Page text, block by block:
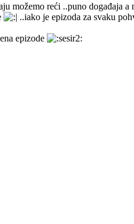
možemo reći ..puno događaja
..iako je epizoda za svaku
epizode